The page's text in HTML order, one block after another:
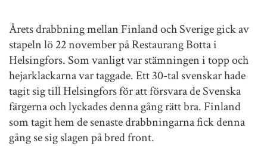
Årets drabbning mellan Finland och Sverige gick av
stapeln lö 22 november på Restaurang Botta i
Helsingfors. Som vanligt var stämningen i topp och
hejarklackarna var taggade. Ett 30-tal svenskar hade
tagit sig till Helsingfors för att försvara de Svenska
färgerna och lyckades denna gång rätt bra. Finland
som tagit hem de senaste drabbningarna fick denna
gång se sig slagen på bred front.